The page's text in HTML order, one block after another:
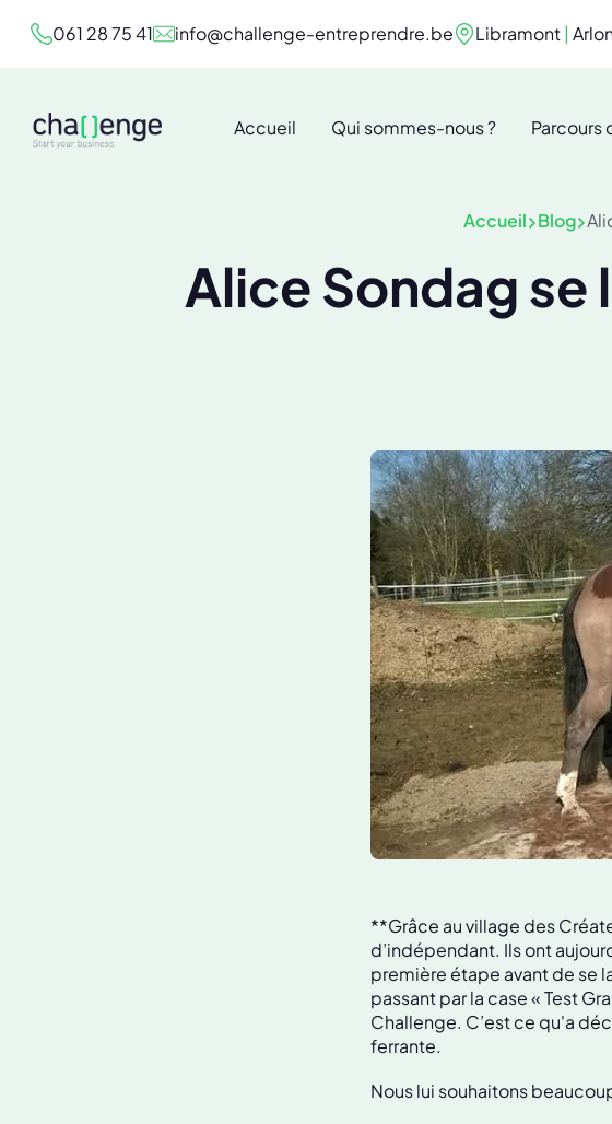
061 28 75 41 info@challenge-entreprendre.be Libramont|
Accueil Qui sommes-nous ? Parcours
Accueil Blog
Alice Sondag se
**Grâce au village des
d’indépendant. Ils ont
première étape avant de se
passant par la case « Test
Challenge. C’est ce qu'a
ferrante.
Nous lui souhaitons